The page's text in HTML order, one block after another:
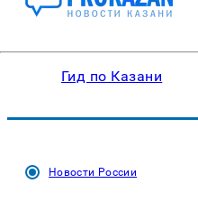
Гид по Казани
Новости России